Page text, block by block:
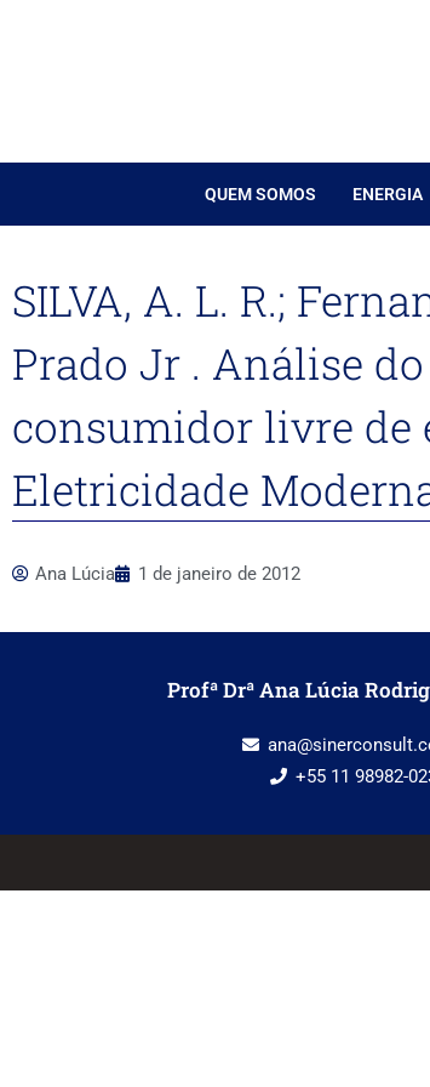
QUEM SOMOS ENERGIA
SILVA, A. L. R.;
Prado Jr . Análise
consumidor livre de
Eletricidade
Ana Lúcia 1 de janeiro de 2012
Profª Drª Ana Lúcia
+55 11 98982-